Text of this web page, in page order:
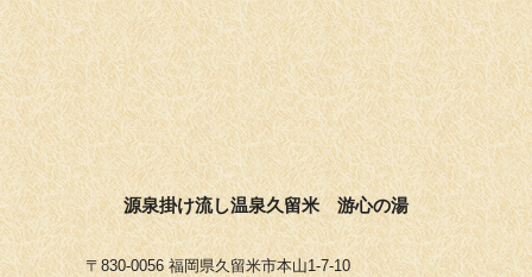
源泉掛け流し温泉久留米 游心の湯
〒830-0056 福岡県久留米市本山1-7-10